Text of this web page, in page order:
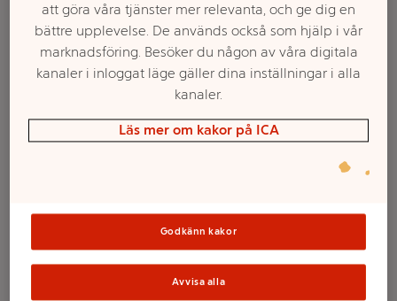
Tunnbröd 330g Gene
Mer info
Välj butik
Feta med havssalt 150
g Zeta
Mer info
Välj butik
att göra våra tjänster mer relevanta, och ge dig en
bättre upplevelse. De används också som hjälp i vår
marknadsföring. Besöker du någon av våra digitala
kanaler i inloggat läge gäller dina inställningar i alla
kanaler.
Läs mer om kakor på ICA
Godkänn kakor
Avvisa alla